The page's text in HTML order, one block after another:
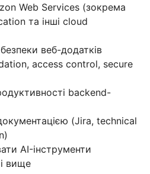
Web Services (зокрема
та інші cloud
веб-додатків
access control, secure
backend-
(Jira, technical
AI-інструменти
і вище